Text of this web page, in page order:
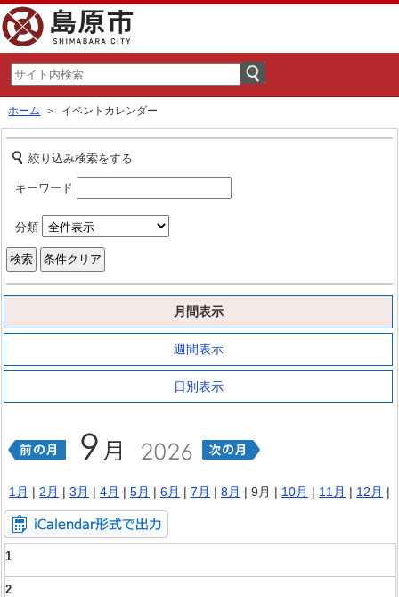
ホーム ＞ イベントカレンダー
絞り込み検索をする
キーワード
分類
月間表示
週間表示
日別表示
1月 | 2月 | 3月 | 4月 | 5月 | 6月 | 7月 | 8月 | 9月 | 10月 | 11月 | 12月 |
1
2